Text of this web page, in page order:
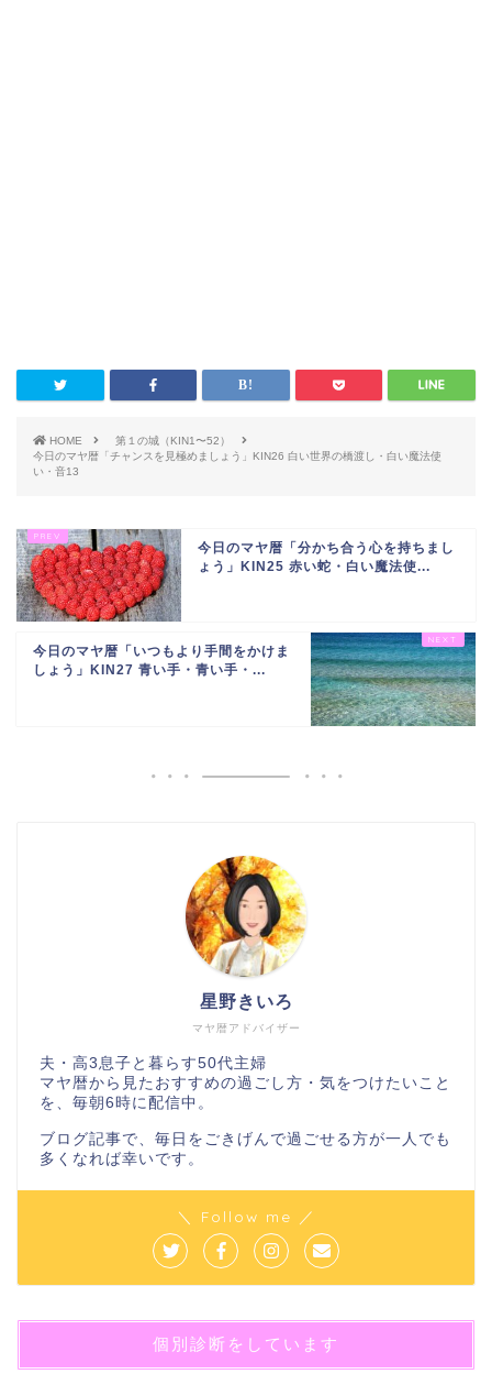
HOME
第１の城（KIN1〜52）
今日のマヤ暦「チャンスを見極めましょう」KIN26 白い世界の橋渡し・白い魔法使
い・音13
今日のマヤ暦「分かち合う心を持ちまし
ょう」KIN25 赤い蛇・白い魔法使...
今日のマヤ暦「いつもより手間をかけま
しょう」KIN27 青い手・青い手・...
マヤ暦アドバイザー
星野きいろ
夫・高3息子と暮らす50代主婦
マヤ暦から見たおすすめの過ごし方・気をつけたいこと
を、毎朝6時に配信中。
ブログ記事で、毎日をごきげんで過ごせる方が一人でも
多くなれば幸いです。
＼ Follow me ／
個別診断をしています